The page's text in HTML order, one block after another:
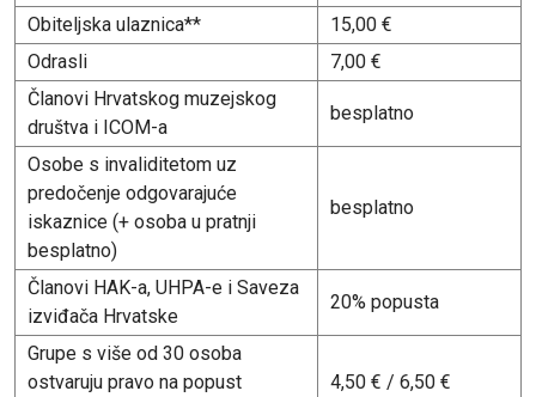
Obiteljska ulaznica**
15,00 €
Odrasli
7,00 €
Članovi Hrvatskog muzejskog
društva i ICOM-a
besplatno
Osobe s invaliditetom uz
predočenje odgovarajuće
iskaznice (+ osoba u pratnji
besplatno)
besplatno
Članovi HAK-a, UHPA-e i Saveza
izviđača Hrvatske
20% popusta
Grupe s više od 30 osoba
ostvaruju pravo na popust
4,50 € / 6,50 €